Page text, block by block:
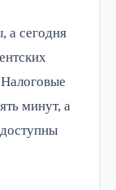
а сегодня
минут, а